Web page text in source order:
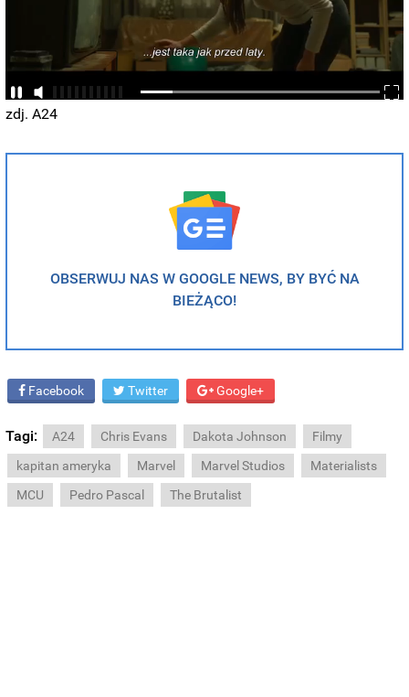
zdj. A24
OBSERWUJ NAS W GOOGLE NEWS, BY BYĆ NA
BIEŻĄCO!
Facebook Twitter Google+
Tagi: A24 Chris Evans Dakota Johnson
Filmy
kapitan ameryka
Marvel Marvel Studios
Materialists
MCU
Pedro Pascal The Brutalist